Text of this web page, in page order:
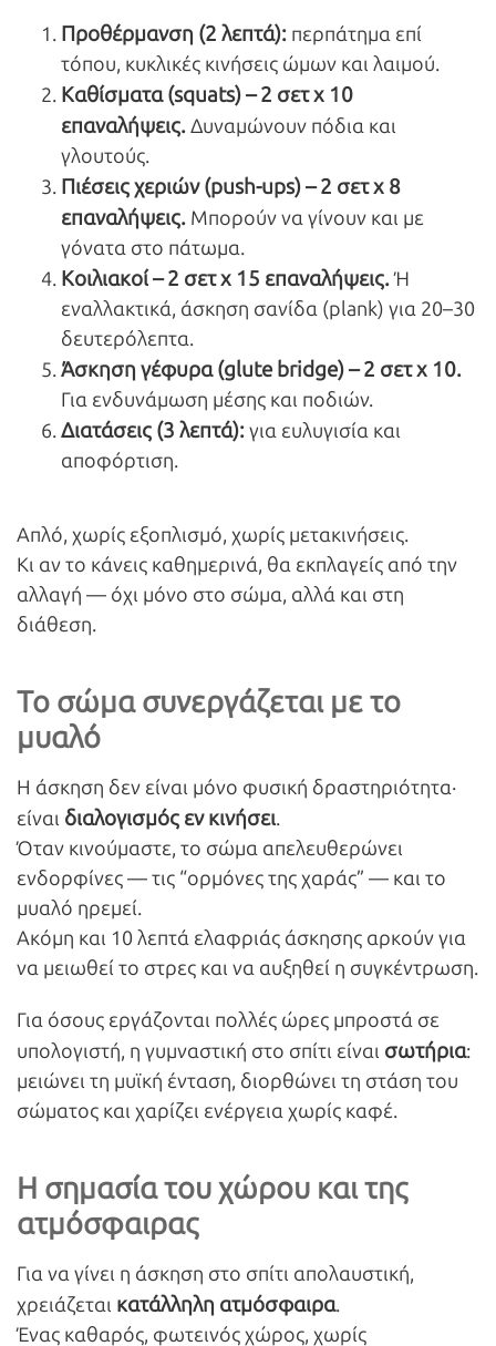
Προθέρμανση (2 λεπτά): περπάτημα επί
τόπου, κυκλικές κινήσεις ώμων και λαιμού.
Καθίσματα (squats) – 2 σετ x 10
επαναλήψεις.Δυναμώνουν πόδια και
γλουτούς.
Πιέσεις χεριών (push-ups) – 2 σετ x 8
επαναλήψεις. Μπορούν να γίνουν και με
γόνατα στο πάτωμα.
Κοιλιακοί – 2 σετ x 15 επαναλήψεις.Ή
εναλλακτικά, άσκηση σανίδα (plank) για 20–30
δευτερόλεπτα.
Άσκηση γέφυρα (glute bridge) – 2 σετ x 10.
Για ενδυνάμωση μέσης και ποδιών.
Διατάσεις (3 λεπτά):για ευλυγισία και
αποφόρτιση.
Απλό, χωρίς εξοπλισμό, χωρίς μετακινήσεις.
Κι αν το κάνεις καθημερινά, θα εκπλαγείς από την
αλλαγή — όχι μόνο στο σώμα, αλλά και στη
διάθεση.
Το σώμα συνεργάζεται με το
μυαλό
Η άσκηση δεν είναι μόνο φυσική δραστηριότητα·
είναι διαλογισμός εν κινήσει.
Όταν κινούμαστε, το σώμα απελευθερώνει
ενδορφίνες — τις “ορμόνες της χαράς” — και το
μυαλό ηρεμεί.
Ακόμη και 10 λεπτά ελαφριάς άσκησης αρκούν για
να μειωθεί το στρες και να αυξηθεί η συγκέντρωση.
Για όσους εργάζονται πολλές ώρες μπροστά σε
υπολογιστή, η γυμναστική στο σπίτι είναι σωτήρια:
μειώνει τη μυϊκή ένταση, διορθώνει τη στάση του
σώματος και χαρίζει ενέργεια χωρίς καφέ.
Η σημασία του χώρου και της
ατμόσφαιρας
Για να γίνει η άσκηση στο σπίτι απολαυστική,
χρειάζεται κατάλληλη ατμόσφαιρα.
Ένας καθαρός, φωτεινός χώρος, χωρίς